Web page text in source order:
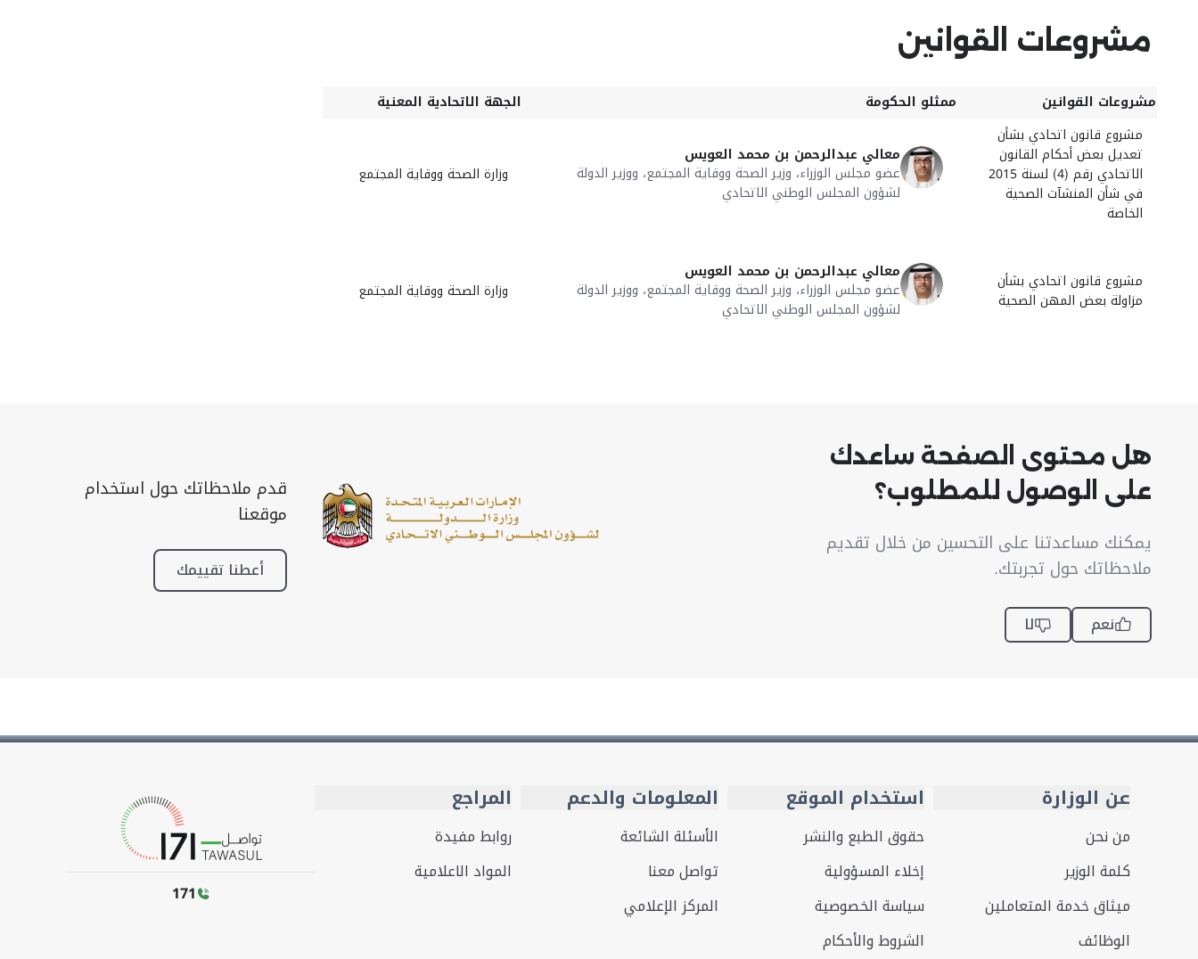
مشروعات القوانين
مشروعات القوانين ممثلو الحكومة
الجهة الاتحادية المعنية
مشروع قانون اتحادي بشأن
تعديل بعض أحكام القانون
الاتحادي رقم (4) لسنة 2015
في شأن المنشآت الصحية
الخاصة
معالي عبدالرحمن بن محمد العويس
عضو مجلس الوزراء، وزير الصحة ووقاية المجتمع، ووزير الدولة
لشؤون المجلس الوطني الاتحادي
وزارة الصحة ووقاية المجتمع
مشروع قانون اتحادي بشأن
مزاولة بعض المهن الصحية
معالي عبدالرحمن بن محمد العويس
عضو مجلس الوزراء، وزير الصحة ووقاية المجتمع، ووزير الدولة
لشؤون المجلس الوطني الاتحادي
وزارة الصحة ووقاية المجتمع
هل محتوى الصفحة ساعدك
على الوصول للمطلوب؟
يمكنك مساعدتنا على التحسين من خلال تقديم
ملاحظاتك حول تجربتك.
نعم لا
قدم ملاحظاتك حول استخدام
موقعنا
أعطنا تقييمك
عن الوزارة
من نحن
كلمة الوزير
ميثاق خدمة المتعاملين
الوظائف
استخدام الموقع
حقوق الطبع والنشر
إخلاء المسؤولية
سياسة الخصوصية
الشروط والأحكام
المعلومات والدعم
الأسئلة الشائعة
تواصل معنا
المركز الإعلامي
المراجع
روابط مفيدة
المواد الاعلامية
171